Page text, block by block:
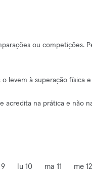
ou competições.
o levem à superação física
acredita na prática e não
lu 10 ma 11 me 12